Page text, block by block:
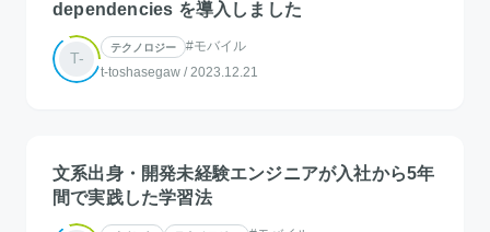
dependencies を導入しました
T-
テクノロジー
#モバイル
t-toshasegaw / 2023.12.21
文系出身・開発未経験エンジニアが入社から5年
間で実践した学習法